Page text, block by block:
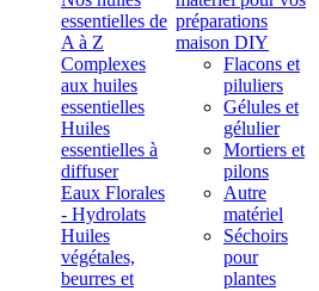
essentielles de
A à Z
Complexes
aux huiles
essentielles
Huiles
essentielles à
diffuser
Eaux Florales
- Hydrolats
Huiles
végétales,
beurres et
préparations
maison DIY
Flacons et
piluliers
Gélules et
gélulier
Mortiers et
pilons
Autre
matériel
Séchoirs
pour
plantes